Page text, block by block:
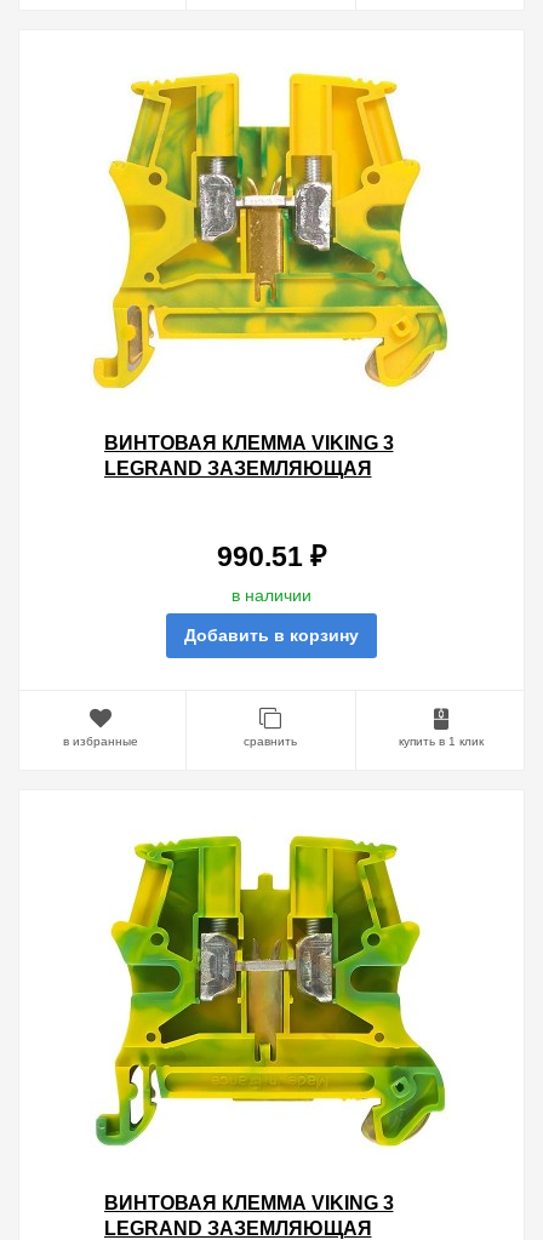
ВИНТОВАЯ КЛЕММА VIKING 3
LEGRAND ЗАЗЕМЛЯЮЩАЯ
990.51 ₽
в наличии
Добавить в корзину
в избранные сравнить купить в 1 клик
ВИНТОВАЯ КЛЕММА VIKING 3
LEGRAND ЗАЗЕМЛЯЮЩАЯ